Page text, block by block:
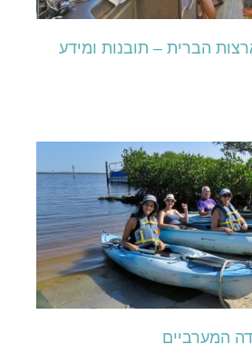
הברית – תובנות ומידע
המערביים